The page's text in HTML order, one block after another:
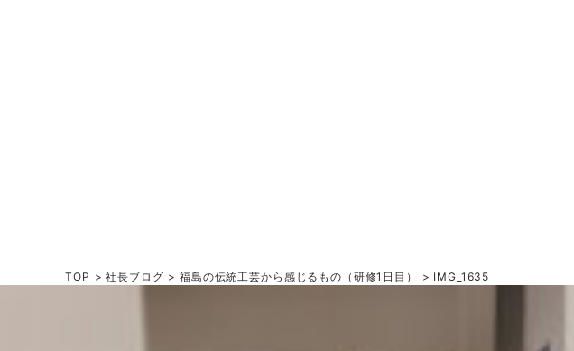
TOP >社長ブログ >福島の伝統工芸から感じるもの（研修1日目） > IMG_1635